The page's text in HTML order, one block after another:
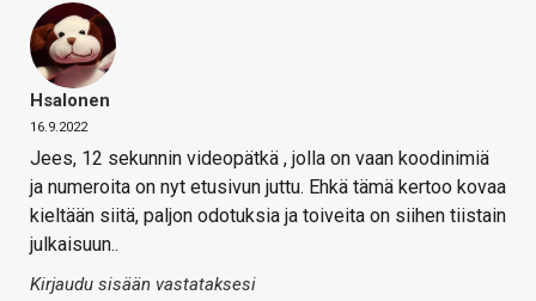
Hsalonen
16.9.2022
Jees, 12 sekunnin videopätkä , jolla on vaan koodinimiä
ja numeroita on nyt etusivun juttu. Ehkä tämä kertoo kovaa
kieltään siitä, paljon odotuksia ja toiveita on siihen tiistain
julkaisuun..
Kirjaudu sisään vastataksesi